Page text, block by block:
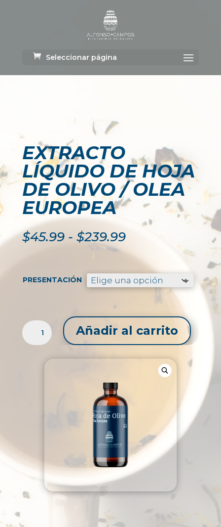
Seleccionar página
EXTRACTO
LÍQUIDO DE HOJA
DE OLIVO / OLEA
EUROPEA
$45.99 - $239.99Rango
precios:
desde
$45.99
hasta
$239.99
PRESENTACIÓN
EXTRACTO
LÍQUIDO
Añadir al carrito